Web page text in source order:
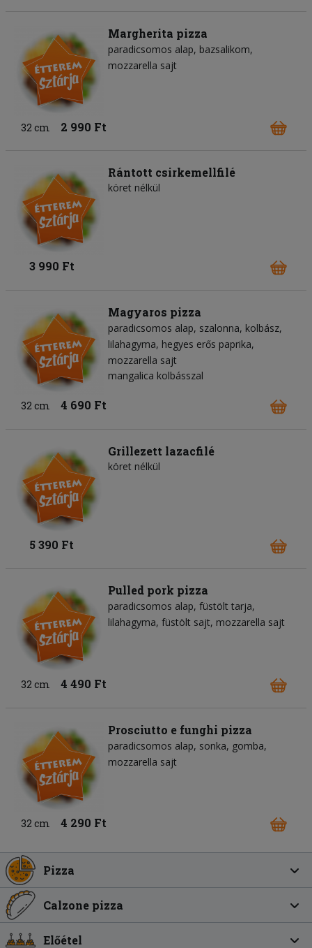
Margherita pizza
paradicsomos alap bazsalikom
mozzarella sajt
32 cm 2 990 Ft
Rántott csirkemellfilé
köret nélkül
3 990 Ft
Magyaros pizza
paradicsomos alap szalonna kolbász
lilahagyma hegyes erős paprika
mozzarella sajt
mangalica kolbásszal
32 cm 4 690 Ft
Grillezett lazacfilé
köret nélkül
5 390 Ft
Pulled pork pizza
paradicsomos alap füstölt tarja
lilahagyma füstölt sajt mozzarella sajt
32 cm 4 490 Ft
Prosciutto e funghi pizza
paradicsomos alap sonka gomba
mozzarella sajt
32 cm 4 290 Ft
Pizza
Calzone pizza
Előétel